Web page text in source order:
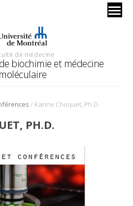
de médecine
biochimie et médecine
moléculaire
/ Karine Choquet, Ph.D.
PH.D.